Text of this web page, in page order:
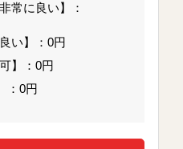
常に良い】：
い】：0円
】：0円
：0円